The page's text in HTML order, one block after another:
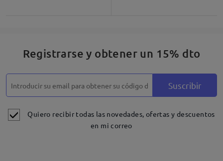
Registrarse y obtener un 15% dto
Suscribir
Quiero recibir todas las novedades, ofertas y descuentos
en mi correo